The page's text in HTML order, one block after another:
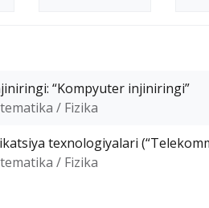
“Kompyuter injiniringi”
/ Fizika
texnologiyalari
/ Fizika